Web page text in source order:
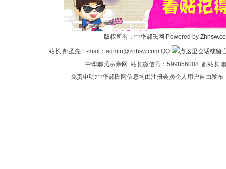
版权所有： 中华郝氏网 Powered by
站长:郝圣先 E-mail：admin@zhhsw.com QQ
中华郝氏宗亲网 站长微信号：599856008 副站长:
免责申明:中华郝氏网信息均由注册会员个人用户自由发